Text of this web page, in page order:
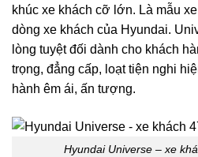
khúc xe khách cỡ lớn. Là mẫu
dòng xe khách của Hyundai.
lòng tuyệt đối dành cho khách
trọng, đẳng cấp, loạt tiện nghi
hành êm ái, ấn tượng.
Hyundai Universe – xe